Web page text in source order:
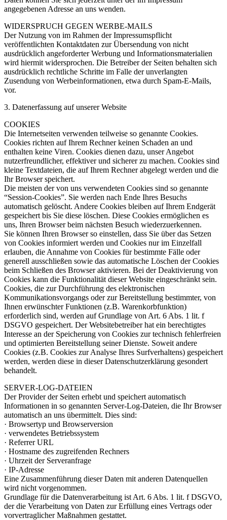
angegebenen Adresse an uns wenden.
WIDERSPRUCH GEGEN WERBE-MAILS
Der Nutzung von im Rahmen der Impressumspflicht
veröffentlichten Kontaktdaten zur Übersendung von nicht
ausdrücklich angeforderter Werbung und Informationsmaterialien
wird hiermit widersprochen. Die Betreiber der Seiten behalten sich
ausdrücklich rechtliche Schritte im Falle der unverlangten
Zusendung von Werbeinformationen, etwa durch Spam-E-Mails,
vor.
3. Datenerfassung auf unserer Website
COOKIES
Die Internetseiten verwenden teilweise so genannte Cookies.
Cookies richten auf Ihrem Rechner keinen Schaden an und
enthalten keine Viren. Cookies dienen dazu, unser Angebot
nutzerfreundlicher, effektiver und sicherer zu machen. Cookies sind
kleine Textdateien, die auf Ihrem Rechner abgelegt werden und die
Ihr Browser speichert.
Die meisten der von uns verwendeten Cookies sind so genannte
“Session-Cookies”. Sie werden nach Ende Ihres Besuchs
automatisch gelöscht. Andere Cookies bleiben auf Ihrem Endgerät
gespeichert bis Sie diese löschen. Diese Cookies ermöglichen es
uns, Ihren Browser beim nächsten Besuch wiederzuerkennen.
Sie können Ihren Browser so einstellen, dass Sie über das Setzen
von Cookies informiert werden und Cookies nur im Einzelfall
erlauben, die Annahme von Cookies für bestimmte Fälle oder
generell ausschließen sowie das automatische Löschen der Cookies
beim Schließen des Browser aktivieren. Bei der Deaktivierung von
Cookies kann die Funktionalität dieser Website eingeschränkt sein.
Cookies, die zur Durchführung des elektronischen
Kommunikationsvorgangs oder zur Bereitstellung bestimmter, von
Ihnen erwünschter Funktionen (z.B. Warenkorbfunktion)
erforderlich sind, werden auf Grundlage von Art. 6 Abs. 1 lit. f
DSGVO gespeichert. Der Websitebetreiber hat ein berechtigtes
Interesse an der Speicherung von Cookies zur technisch fehlerfreien
und optimierten Bereitstellung seiner Dienste. Soweit andere
Cookies (z.B. Cookies zur Analyse Ihres Surfverhaltens) gespeichert
werden, werden diese in dieser Datenschutzerklärung gesondert
behandelt.
SERVER-LOG-DATEIEN
Der Provider der Seiten erhebt und speichert automatisch
Informationen in so genannten Server-Log-Dateien, die Ihr Browser
automatisch an uns übermittelt. Dies sind:
· Browsertyp und Browserversion
· verwendetes Betriebssystem
· Referrer URL
· Hostname des zugreifenden Rechners
· Uhrzeit der Serveranfrage
· IP-Adresse
Eine Zusammenführung dieser Daten mit anderen Datenquellen
wird nicht vorgenommen.
Grundlage für die Datenverarbeitung ist Art. 6 Abs. 1 lit. f DSGVO,
der die Verarbeitung von Daten zur Erfüllung eines Vertrags oder
vorvertraglicher Maßnahmen gestattet.